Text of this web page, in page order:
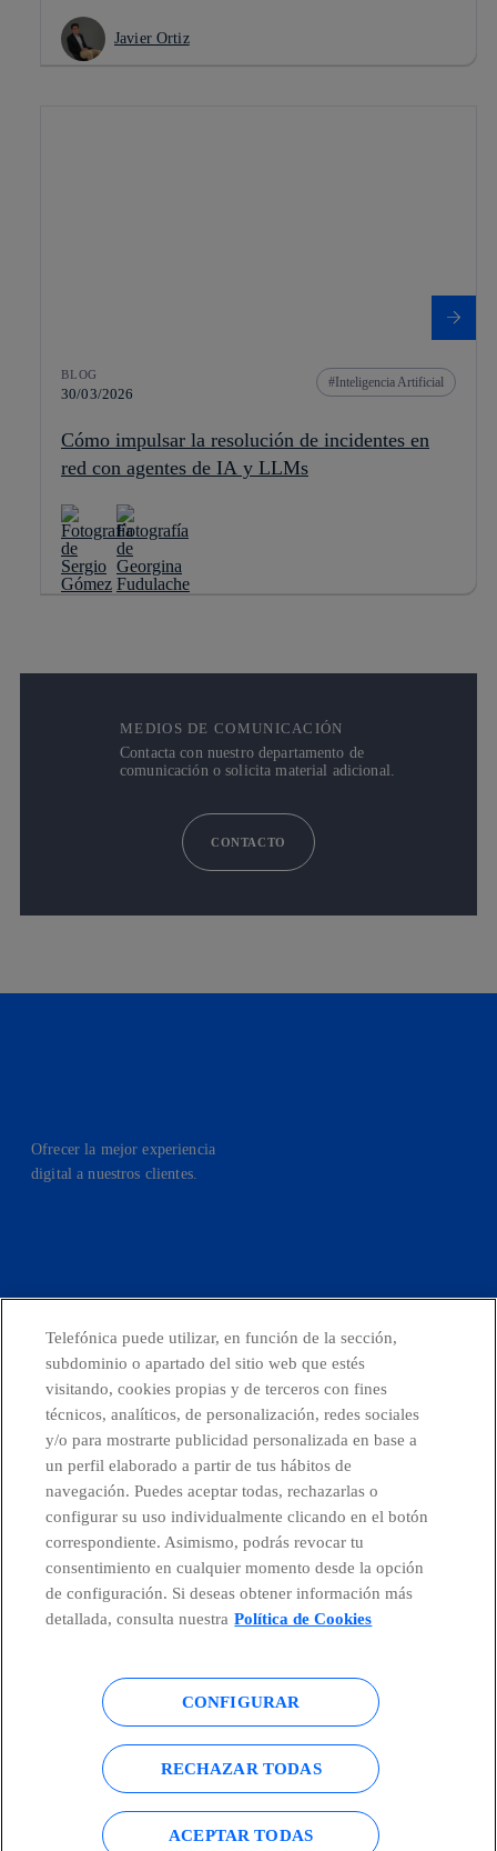
Javier Ortiz
BLOG
30/03/2026
Inteligencia Artificial
Cómo impulsar la resolución de incidentes en
red con agentes de IA y LLMs
MEDIOS DE COMUNICACIÓN
Contacta con nuestro departamento de
comunicación o solicita material adicional.
CONTACTO
Ofrecer la mejor experiencia
digital a nuestros clientes.
CONTACTO
Canal de Denuncias
Centro Global Transparencia
© Telefónica S.A. Configurar cookies
Política de cookies Aviso legal
Telefónica puede utilizar, en función de la sección,
subdominio o apartado del sitio web que estés
visitando, cookies propias y de terceros con fines
técnicos, analíticos, de personalización, redes sociales
y/o para mostrarte publicidad personalizada en base a
un perfil elaborado a partir de tus hábitos de
navegación. Puedes aceptar todas, rechazarlas o
configurar su uso individualmente clicando en el botón
correspondiente. Asimismo, podrás revocar tu
consentimiento en cualquier momento desde la opción
de configuración. Si deseas obtener información más
detallada, consulta nuestra Política de Cookies
CONFIGURAR
RECHAZAR TODAS
ACEPTAR TODAS